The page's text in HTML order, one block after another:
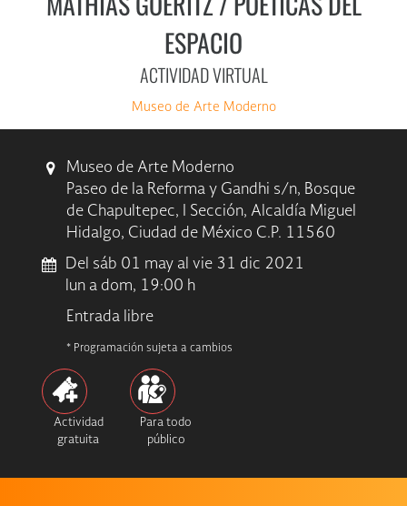
ESPACIO
ACTIVIDAD VIRTUAL
Museo de Arte Moderno
Museo de Arte Moderno
Paseo de la Reforma y Gandhi s/n, Bosque
de Chapultepec, I Sección, Alcaldía Miguel
Hidalgo, Ciudad de México C.P. 11560
Del sáb 01 may al vie 31 dic 2021
lun a dom, 19:00 h
Entrada libre
* Programación sujeta a cambios
Actividad
gratuita
Para todo
público